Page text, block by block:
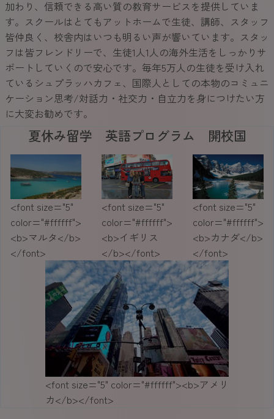
加わり、信頼できる高い質の教育サービスを提供していま
す。スクールはとてもアットホームで生徒、講師、スタッフ
皆仲良く、校舎内はいつも明るい声が響いています。スタッ
フは皆フレンドリーで、生徒1人1人の海外生活をしっかりサ
ポートしていくので安心です。毎年5万人の生徒を受け入れ
ているシュプラッハカフェ、国際人としての本物のコミュニ
ケーション思考/対話力・社交力・自立力を身につけたい方
に大変お勧めです。
夏休み留学 英語プログラム 開校国
<font size="5"
color="#ffffff">
<b>マルタ</b>
</font>
<font size="5"
color="#ffffff">
<b>イギリス
</b></font>
<font size="5"
color="#ffffff">
<b>カナダ</b>
</font>
<font size="5" color="#ffffff"><b>アメリ
カ</b></font>